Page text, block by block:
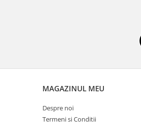
MAGAZINUL MEU
Despre noi
Termeni si Conditii